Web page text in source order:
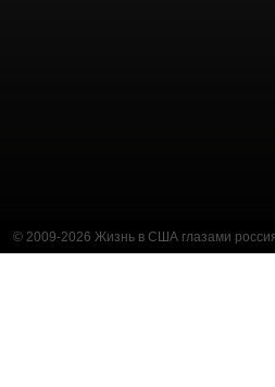
© 2009-2026 Жизнь в США глазами